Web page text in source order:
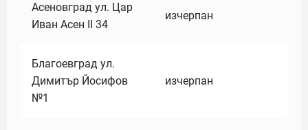
Асеновград ул. Цар
Иван Асен II 34
изчерпан
Благоевград ул.
Димитър Йосифов
№1
изчерпан